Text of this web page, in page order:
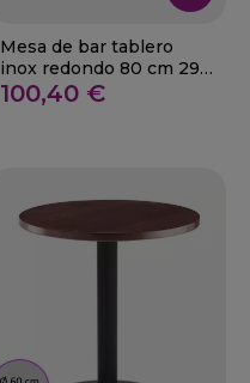
Mesa de bar tablero
inox redondo 80 cm 29-
Arjona
100,40 €